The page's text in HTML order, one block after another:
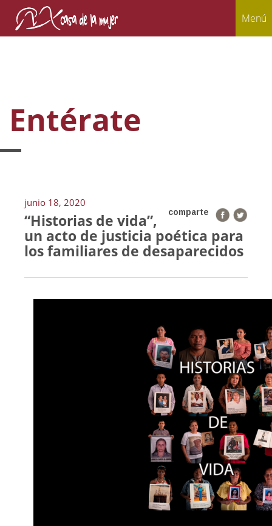
Menú
Entérate
junio 18, 2020
comparte
“Historias de vida”,
un acto de justicia poética para
los familiares de desaparecidos